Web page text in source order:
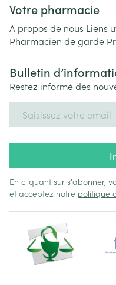
Votre pharmacie
A propos de nous Liens
Pharmacien de garde
Bulletin
Restez informé des
En cliquant sur s'abonner,
et acceptez notre politique